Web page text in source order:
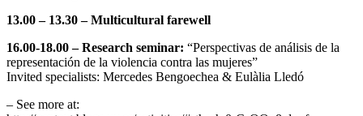
13.00 – 13.30 – Multicultural farewell
16.00-18.00 – Research seminar: “Perspectivas de análisis de la
representación de la violencia contra las mujeres”
Invited specialists: Mercedes Bengoechea & Eulàlia Lledó
– See more at: